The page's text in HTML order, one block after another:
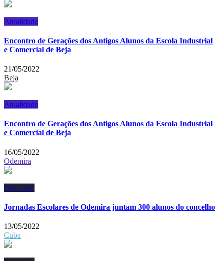
Atualidade
Encontro de Gerações dos Antigos Alunos da Escola Industrial
e Comercial de Beja
21/05/2022
Beja
Atualidade
Encontro de Gerações dos Antigos Alunos da Escola Industrial
e Comercial de Beja
16/05/2022
Odemira
Educação
Jornadas Escolares de Odemira juntam 300 alunos do concelho
13/05/2022
Cuba